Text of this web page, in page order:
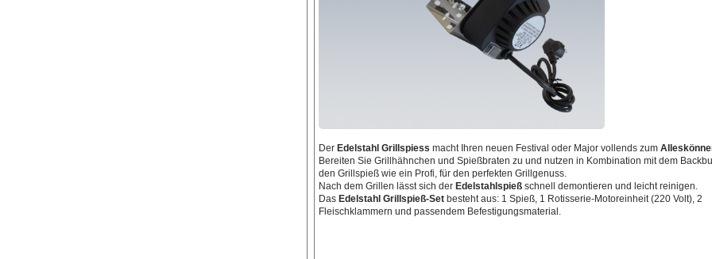
Der Edelstahl Grillspiess macht Ihren neuen Festival oder Major vollends zum
Bereiten Sie Grillhähnchen und Spießbraten zu und nutzen in Kombination mit dem
den Grillspieß wie ein Profi, für den perfekten Grillgenuss.
Nach dem Grillen lässt sich der Edelstahlspießschnell demontieren und leicht reinigen.
Das Edelstahl Grillspieß-Setbesteht aus: 1 Spieß, 1 Rotisserie-Motoreinheit (220 Volt), 2
Fleischklammern und passendem Befestigungsmaterial.